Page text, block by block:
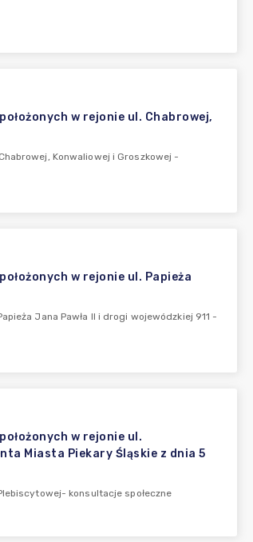
w rejonie ul. Chabrowej,
Konwaliowej i Groszkowej -
w rejonie ul. Papieża
Jana Pawła II i drogi wojewódzkiej 911 -
w rejonie ul.
Miasta Piekary Śląskie z dnia 5
konsultacje społeczne